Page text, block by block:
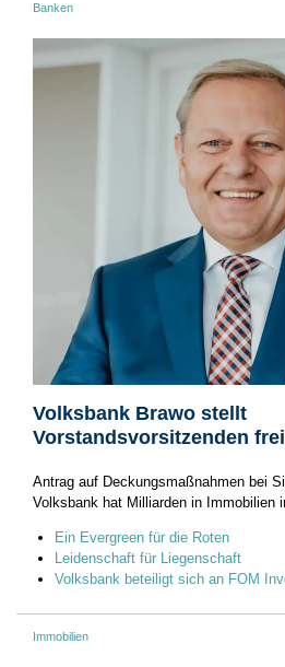
Banken
Volksbank Brawo stellt
Vorstandsvorsitzenden frei
Antrag auf Deckungsmaßnahmen bei
Volksbank hat Milliarden in Immobilien
Ein Evergreen für die Roten
Leidenschaft für Liegenschaft
Volksbank beteiligt sich an FOM
Immobilien